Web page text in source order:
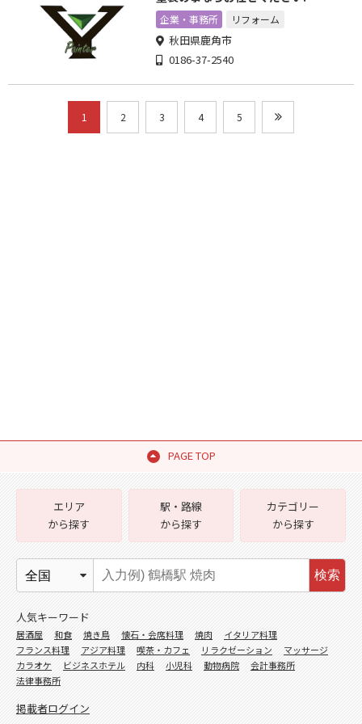
企業・事務所 リフォーム
秋田県鹿角市
0186-37-2540
1 2 3 4 5
PAGE TOP
エリア
から探す
駅・路線
から探す
カテゴリー
から探す
検索
人気キーワード
居酒屋 和食 焼き鳥 懐石・会席料理 焼肉
イタリア料理
フランス料理
アジア料理 喫茶・カフェ リラクゼーション
マッサージ
カラオケ
ビジネスホテル 内科 小児科 動物病院
会計事務所
法律事務所
掲載者ログイン